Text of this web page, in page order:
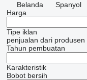
Belanda
Spanyol
Harga
Tipe iklan
penjualan dari produsen
Tahun pembuatan
Karakteristik
Bobot bersih